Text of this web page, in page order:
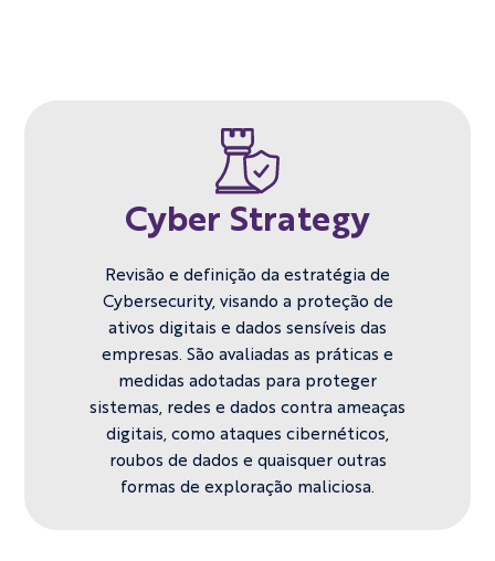
Cyber Strategy
Revisão e definição da estratégia de
Cybersecurity, visando a proteção de
ativos ​digitais e dados sensíveis das
empresas. São avaliadas as práticas e
medidas ​adotadas para proteger
sistemas, redes e dados contra ameaças
digitais, como ​ataques cibernéticos,
roubos de dados e quaisquer outras
formas de ​exploração maliciosa.​